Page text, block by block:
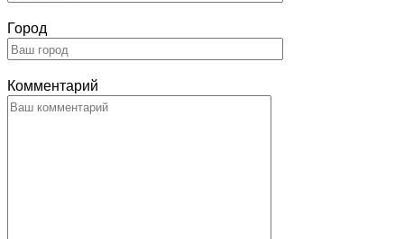
Город
Комментарий